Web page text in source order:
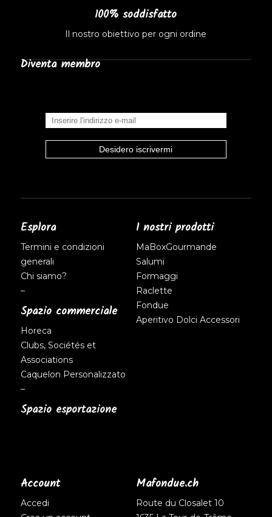
100% soddisfatto
Il nostro obiettivo per ogni ordine
Diventa membro
Esplora
Termini e condizioni
generali
Chi siamo?
–
Spazio commerciale
Horeca
Clubs, Sociétés et
Associations
Caquelon Personalizzato
–
Spazio esportazione
I nostri prodotti
MaBoxGourmande
Salumi
Formaggi
Raclette
Fondue
Aperitivo Dolci Accessori
Account
Accedi
Mafondue.ch
Route du Closalet 10